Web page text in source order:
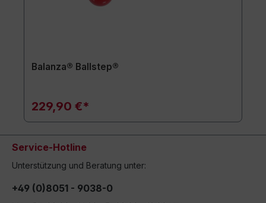
Balanza® Ballstep®
229,90 €*
Service-Hotline
Unterstützung und Beratung unter:
+49 (0)8051 - 9038-0